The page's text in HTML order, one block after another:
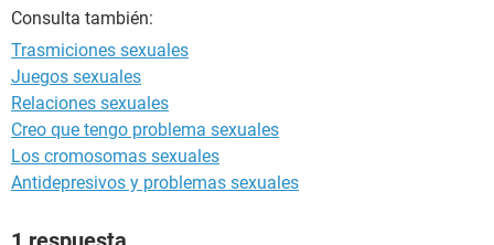
Consulta también:
Trasmiciones sexuales
Juegos sexuales
Relaciones sexuales
Creo que tengo problema sexuales
Los cromosomas sexuales
Antidepresivos y problemas sexuales